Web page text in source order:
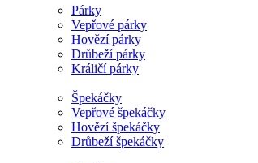
Párky
Vepřové párky
Hovězí párky
Drůbeží párky
Králičí párky
Špekáčky
Vepřové špekáčky
Hovězí špekáčky
Drůbeží špekáčky